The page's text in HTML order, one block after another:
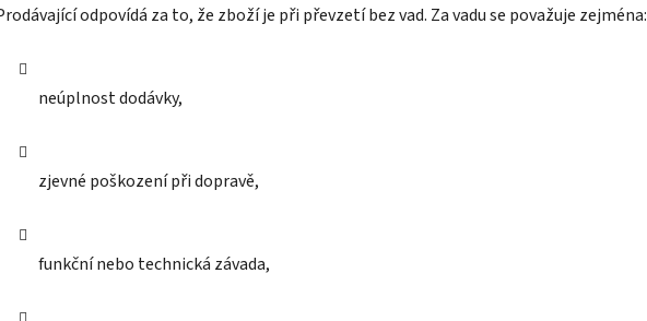
odpovídá za to, že zboží je při převzetí bez vad. Za vadu se považuje zejména:
neúplnost dodávky,
zjevné poškození při dopravě,
funkční nebo technická závada,